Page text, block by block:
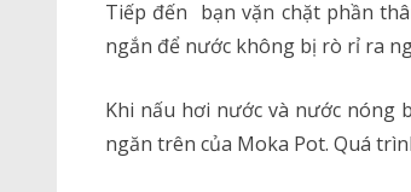
Tiếp đến bạn vặn chặt phần
ngắn để nước không bị rò rỉ ra
Khi nấu hơi nước và nước nóng
ngăn trên của Moka Pot. Quá